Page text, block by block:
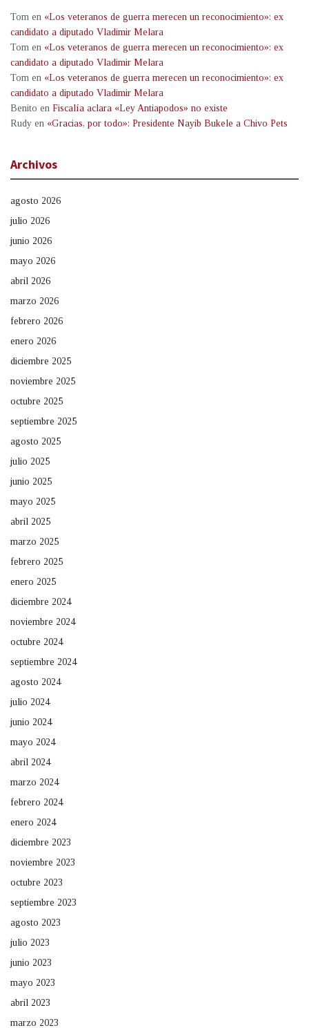
Tom en «Los veteranos de guerra merecen un reconocimiento»: ex
candidato a diputado Vladimir Melara
Tom en «Los veteranos de guerra merecen un reconocimiento»: ex
candidato a diputado Vladimir Melara
Tom en «Los veteranos de guerra merecen un reconocimiento»: ex
candidato a diputado Vladimir Melara
Benito en Fiscalía aclara «Ley Antiapodos» no existe
Rudy en «Gracias, por todo»: Presidente Nayib Bukele a Chivo Pets
Archivos
agosto 2026
julio 2026
junio 2026
mayo 2026
abril 2026
marzo 2026
febrero 2026
enero 2026
diciembre 2025
noviembre 2025
octubre 2025
septiembre 2025
agosto 2025
julio 2025
junio 2025
mayo 2025
abril 2025
marzo 2025
febrero 2025
enero 2025
diciembre 2024
noviembre 2024
octubre 2024
septiembre 2024
agosto 2024
julio 2024
junio 2024
mayo 2024
abril 2024
marzo 2024
febrero 2024
enero 2024
diciembre 2023
noviembre 2023
octubre 2023
septiembre 2023
agosto 2023
julio 2023
junio 2023
mayo 2023
abril 2023
marzo 2023